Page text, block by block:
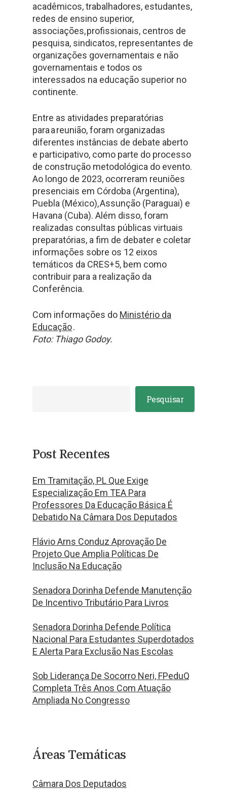
acadêmicos, trabalhadores, estudantes,
redes de ensino superior,
associações, profissionais, centros de
pesquisa, sindicatos, representantes de
organizações governamentais e não
governamentais e todos os
interessados na educação superior no
continente.
Entre as atividades preparatórias
para a reunião, foram organizadas
diferentes instâncias de debate aberto
e participativo, como parte do processo
de construção metodológica do evento.
Ao longo de 2023, ocorreram reuniões
presenciais em Córdoba (Argentina),
Puebla (México), Assunção (Paraguai) e
Havana (Cuba). Além disso, foram
realizadas consultas públicas virtuais
preparatórias, a fim de debater e coletar
informações sobre os 12 eixos
temáticos da CRES+5, bem como
contribuir para a realização da
Conferência.
Com informações do Ministério da
Educação.
Foto: Thiago Godoy.
Pesquisar
Post Recentes
Em Tramitação, PL Que Exige
Especialização Em TEA Para
Professores Da Educação Básica É
Debatido Na Câmara Dos Deputados
Flávio Arns Conduz Aprovação De
Projeto Que Amplia Políticas De
Inclusão Na Educação
Senadora Dorinha Defende Manutenção
De Incentivo Tributário Para Livros
Senadora Dorinha Defende Política
Nacional Para Estudantes Superdotados
E Alerta Para Exclusão Nas Escolas
Sob Liderança De Socorro Neri, FPeduQ
Completa Três Anos Com Atuação
Ampliada No Congresso
Áreas Temáticas
Câmara Dos Deputados